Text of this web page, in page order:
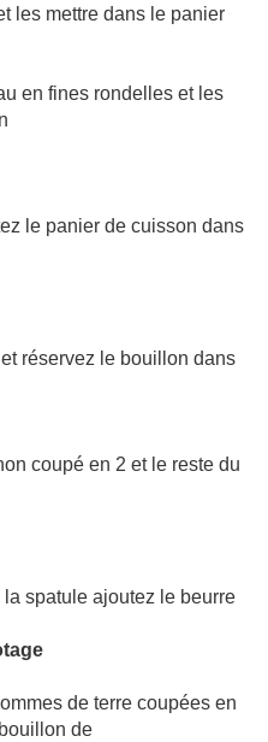
les mettre dans le panier
en fines rondelles et les
le panier de cuisson dans
réservez le bouillon dans
coupé en 2 et le reste du
spatule ajoutez le beurre
de terre coupées en
de